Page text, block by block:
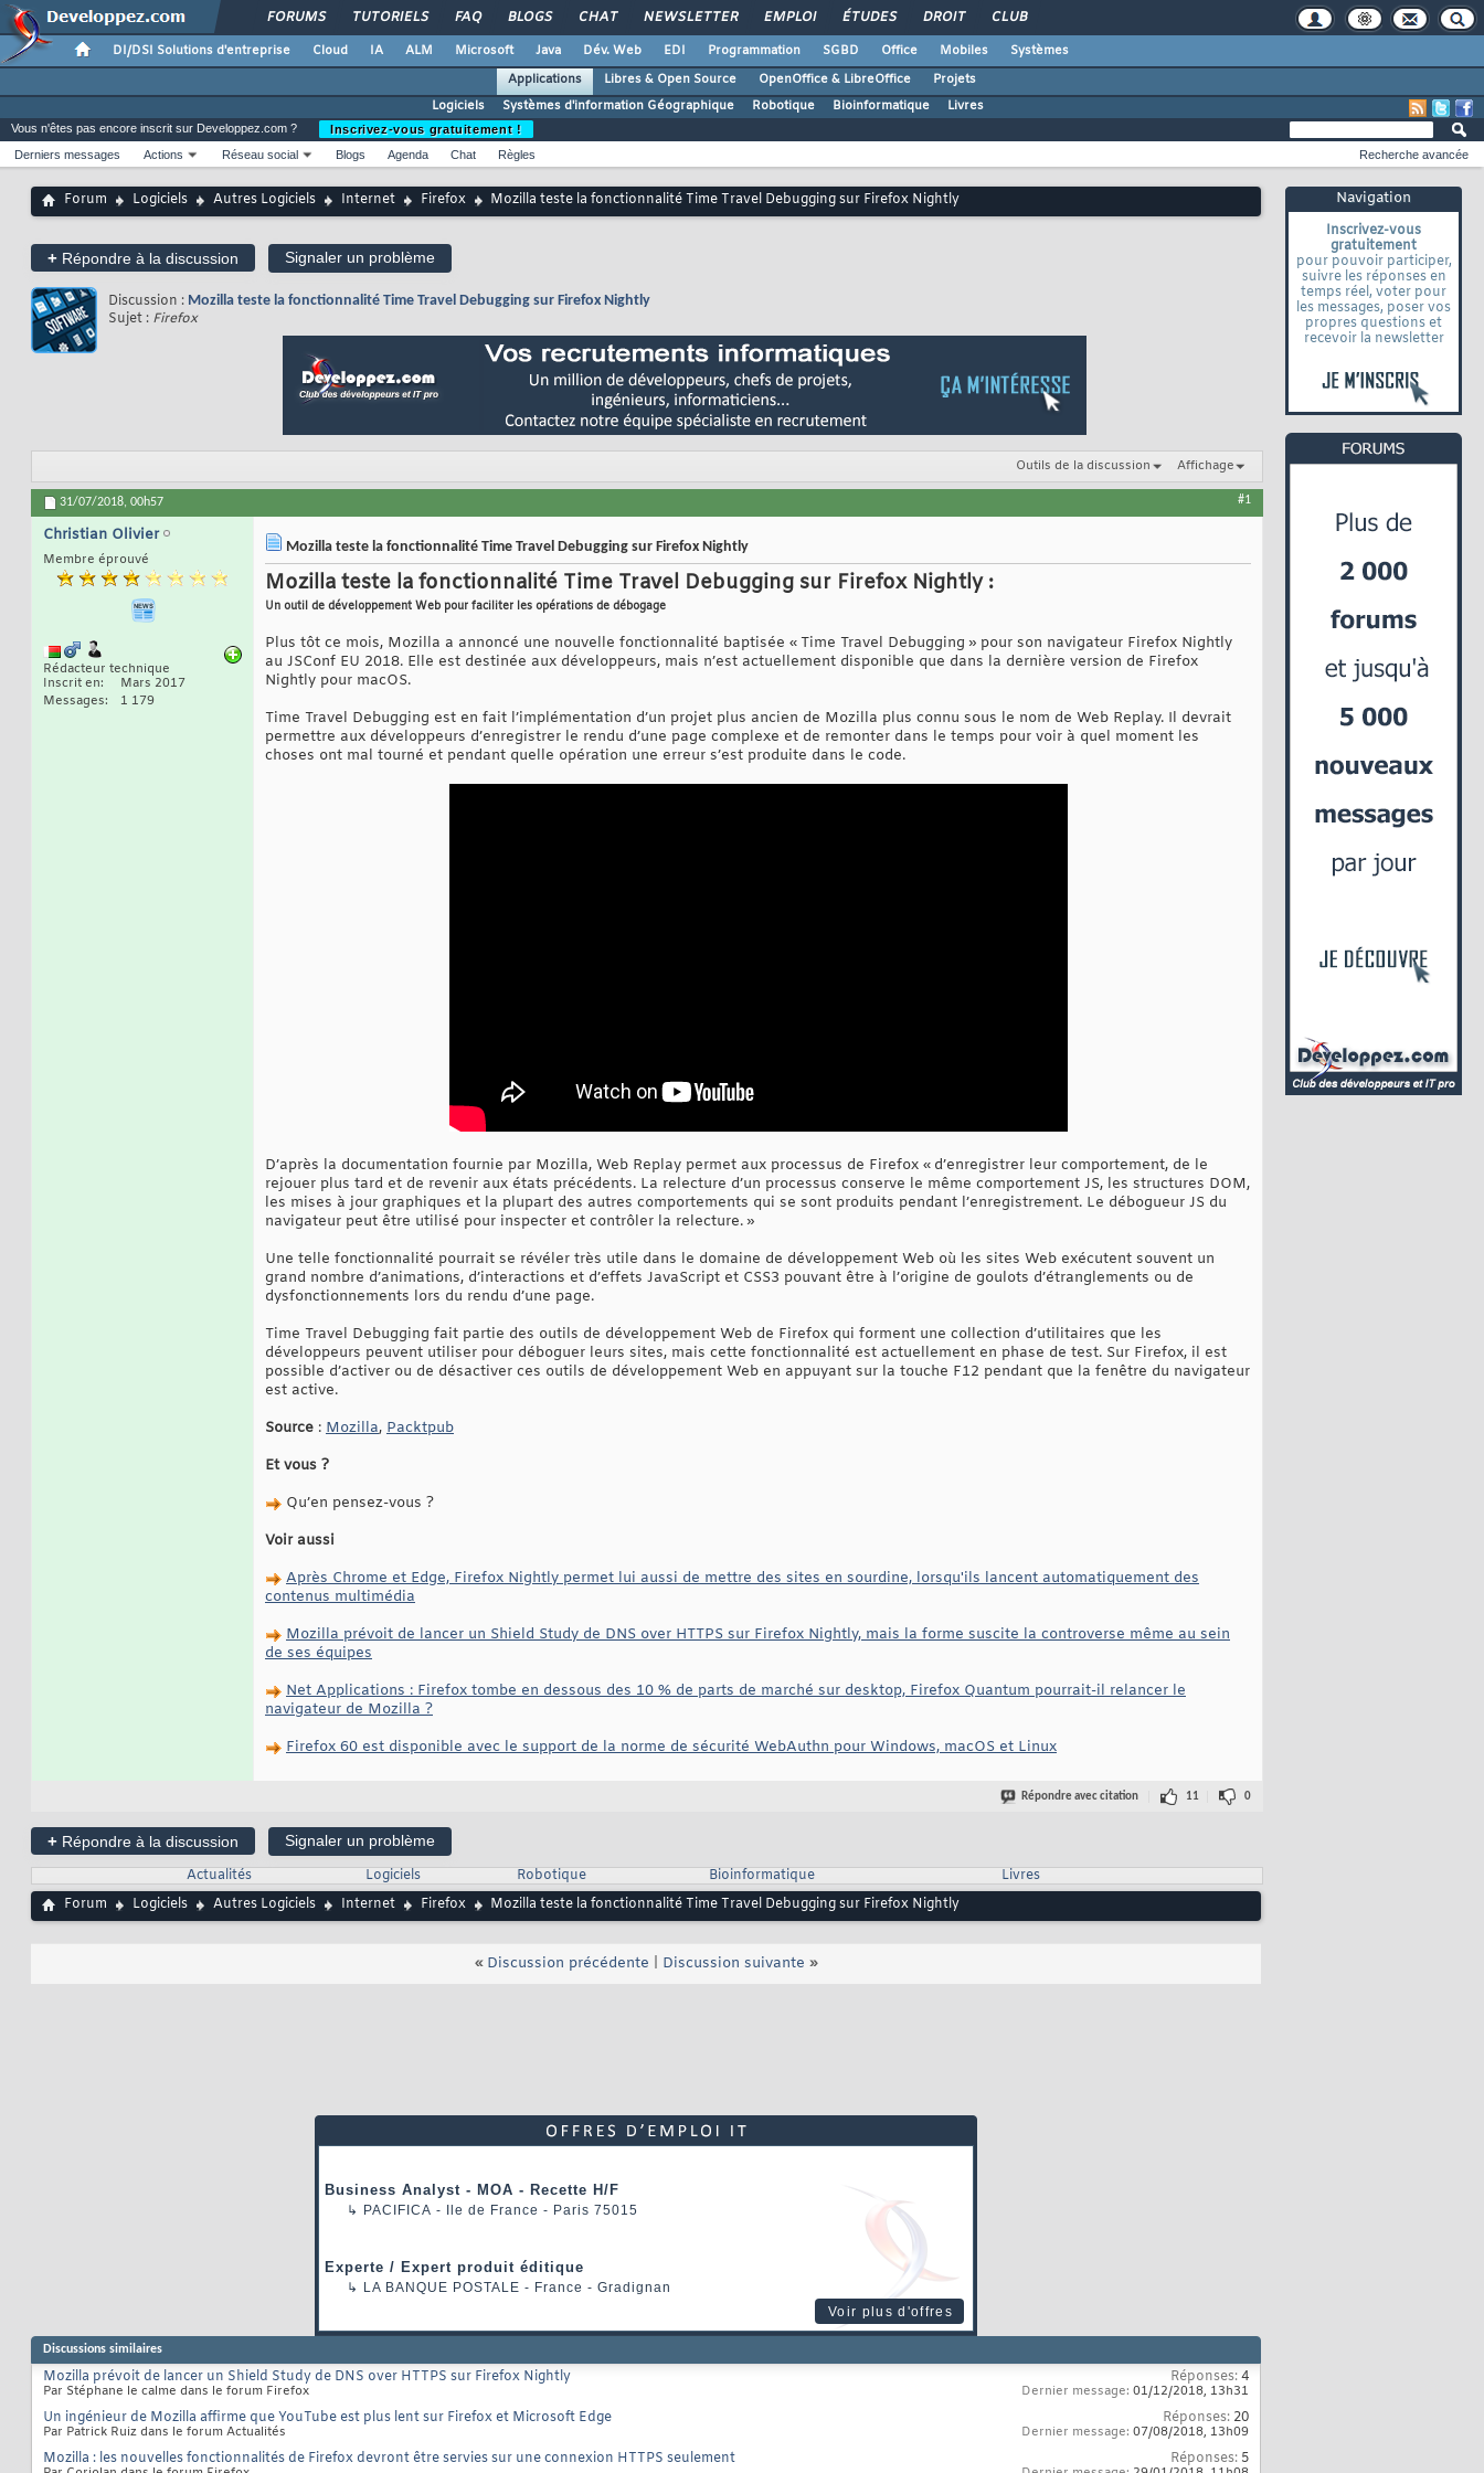
FORUMS TUTORIELS FAQ BLOGS CHAT NEWSLETTER EMPLOI ÉTUDES DROIT CLUB
DI/DSI Solutions d'entreprise Cloud IA ALM Microsoft Java Dév. Web EDI Programmation SGBD Office Mobiles
Systèmes
Applications
Libres & Open Source OpenOffice & LibreOffice
Projets
Logiciels
Systèmes d'information Géographique Robotique Bioinformatique Livres
Navigation
Inscrivez-vous
gratuitement
pour pouvoir participer,
suivre les réponses en
temps réel, voter pour
les messages, poser vos
propres questions et
recevoir la newsletter
Vous n'êtes pas encore inscrit sur Developpez.com ?
Inscrivez-vous gratuitement !
Derniers messages
Actions Réseau social Blogs Agenda Chat Règles Recherche avancée
Forum Logiciels Autres Logiciels Internet Firefox Mozilla teste la fonctionnalité Time Travel Debugging sur Firefox Nightly
+ Répondre à la discussion Signaler un problème
Discussion : Mozilla teste la fonctionnalité Time Travel Debugging sur Firefox Nightly
Sujet : Firefox
Outils de la discussion Affichage
31/07/2018, 00h57 #1
Christian Olivier
Membre éprouvé
Rédacteur technique
Inscrit en
Mars 2017
Messages
1 179
Mozilla teste la fonctionnalité Time Travel Debugging sur Firefox Nightly
Mozilla teste la fonctionnalité Time Travel Debugging sur Firefox Nightly :
Un outil de développement Web pour faciliter les opérations de débogage
Plus tôt ce mois, Mozilla a annoncé une nouvelle fonctionnalité baptisée « Time Travel Debugging » pour son navigateur Firefox Nightly
au JSConf EU 2018. Elle est destinée aux développeurs, mais n’est actuellement disponible que dans la dernière version de Firefox
Nightly pour macOS.
Time Travel Debugging est en fait l’implémentation d’un projet plus ancien de Mozilla plus connu sous le nom de Web Replay. Il devrait
permettre aux développeurs d’enregistrer le rendu d’une page complexe et de remonter dans le temps pour voir à quel moment les
choses ont mal tourné et pendant quelle opération une erreur s’est produite dans le code.
D’après la documentation fournie par Mozilla, Web Replay permet aux processus de Firefox « d’enregistrer leur comportement, de le
rejouer plus tard et de revenir aux états précédents. La relecture d’un processus conserve le même comportement JS, les structures DOM,
les mises à jour graphiques et la plupart des autres comportements qui se sont produits pendant l’enregistrement. Le débogueur JS du
navigateur peut être utilisé pour inspecter et contrôler la relecture. »
Une telle fonctionnalité pourrait se révéler très utile dans le domaine de développement Web où les sites Web exécutent souvent un
grand nombre d’animations, d’interactions et d’effets JavaScript et CSS3 pouvant être à l’origine de goulots d’étranglements ou de
dysfonctionnements lors du rendu d’une page.
Time Travel Debugging fait partie des outils de développement Web de Firefox qui forment une collection d’utilitaires que les
développeurs peuvent utiliser pour déboguer leurs sites, mais cette fonctionnalité est actuellement en phase de test. Sur Firefox, il est
possible d’activer ou de désactiver ces outils de développement Web en appuyant sur la touche F12 pendant que la fenêtre du navigateur
est active.
Source : Mozilla, Packtpub
Et vous ?
Qu’en pensez-vous ?
Voir aussi
Après Chrome et Edge, Firefox Nightly permet lui aussi de mettre des sites en sourdine, lorsqu'ils lancent automatiquement des
contenus multimédia
Mozilla prévoit de lancer un Shield Study de DNS over HTTPS sur Firefox Nightly, mais la forme suscite la controverse même au sein
de ses équipes
Net Applications : Firefox tombe en dessous des 10 % de parts de marché sur desktop, Firefox Quantum pourrait-il relancer le
navigateur de Mozilla ?
Firefox 60 est disponible avec le support de la norme de sécurité WebAuthn pour Windows, macOS et Linux
Répondre avec citation 11 0
+ Répondre à la discussion
Signaler un problème
Actualités
Logiciels Robotique Bioinformatique
Livres
Forum
Logiciels Autres Logiciels Internet Firefox Mozilla teste la fonctionnalité Time Travel Debugging sur Firefox Nightly
« Discussion précédente Discussion suivante »
Business Analyst - MOA - Recette H/F
↳ PACIFICA - Ile de France - Paris 75015
Experte / Expert produit éditique
↳ LA BANQUE POSTALE - France - Gradignan
Voir plus d'offres
Discussions similaires
Mozilla prévoit de lancer un Shield Study de DNS over HTTPS sur Firefox Nightly
Par Stéphane le calme dans le forum Firefox
Réponses:4
Dernier message: 01/12/2018, 13h31
Un ingénieur de Mozilla affirme que YouTube est plus lent sur Firefox et Microsoft Edge
Par Patrick Ruiz dans le forum Actualités
Réponses: 20
Dernier message: 07/08/2018, 13h09
Mozilla : les nouvelles fonctionnalités de Firefox devront être servies sur une connexion HTTPS seulement Réponses: 5